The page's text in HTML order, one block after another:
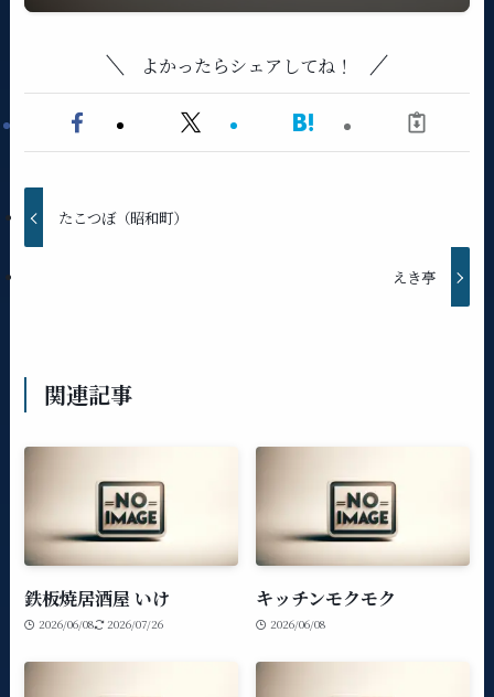
よかったらシェアしてね！
たこつぼ（昭和町）
えき亭
関連記事
鉄板焼居酒屋 いけ
2026/06/08 2026/07/26
キッチンモクモク
2026/06/08